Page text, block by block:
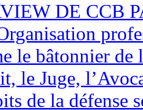
DE CCB
le bâtonnier de
le Juge,
de la défense